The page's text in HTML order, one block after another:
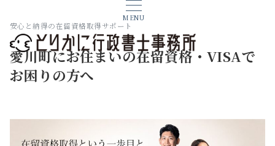
MENU
安心と納得の在留資格取得サポート
愛川町にお住まいの在留資格・VISAで
お困りの方へ